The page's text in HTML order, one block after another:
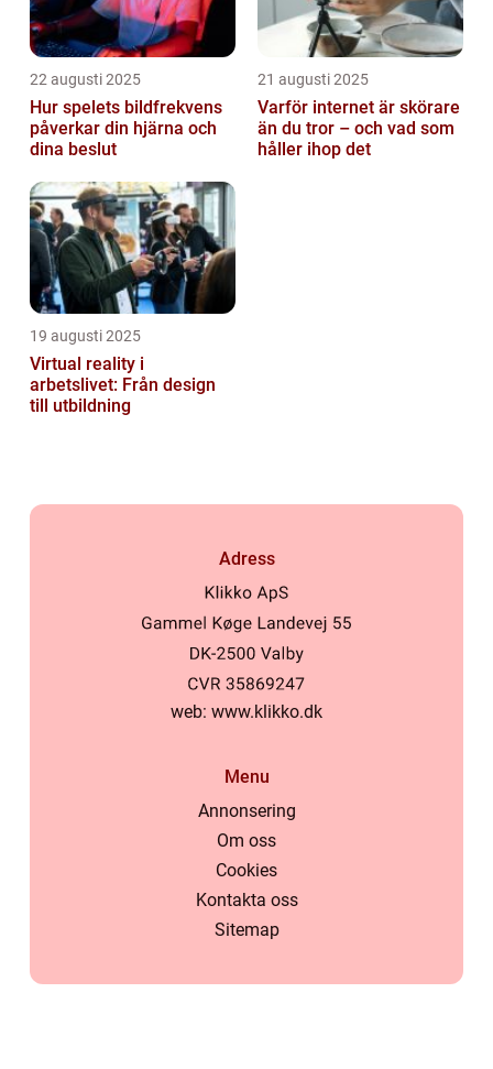
22 augusti 2025
Hur spelets bildfrekvens
påverkar din hjärna och
dina beslut
21 augusti 2025
Varför internet är skörare
än du tror – och vad som
håller ihop det
19 augusti 2025
Virtual reality i
arbetslivet: Från design
till utbildning
Adress
web: www.klikko.dk
Menu
Annonsering
Om oss
Cookies
Kontakta oss
Sitemap